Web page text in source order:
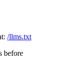
/llms.txt
before